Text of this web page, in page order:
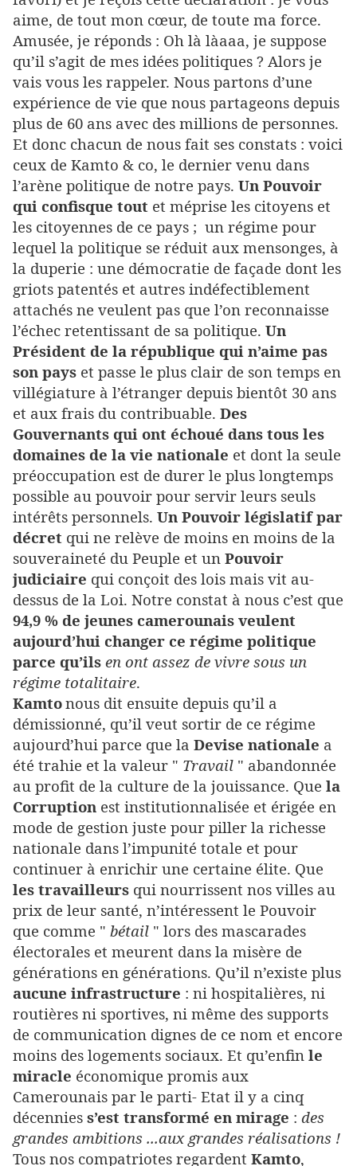
aime, de tout mon cœur, de toute ma force.
Amusée, je réponds : Oh là làaaa, je suppose
qu’il s’agit de mes idées politiques ? Alors je
vais vous les rappeler. Nous partons d’une
expérience de vie que nous partageons depuis
plus de 60 ans avec des millions de personnes.
Et donc chacun de nous fait ses constats : voici
ceux de Kamto & co, le dernier venu dans
l’arène politique de notre pays. Un Pouvoir
qui confisque tout et méprise les citoyens et
les citoyennes de ce pays ; un régime pour
lequel la politique se réduit aux mensonges, à
la duperie : une démocratie de façade dont les
griots patentés et autres indéfectiblement
attachés ne veulent pas que l’on reconnaisse
l’échec retentissant de sa politique. Un
Président de la république qui n’aime pas
son pays et passe le plus clair de son temps en
villégiature à l’étranger depuis bientôt 30 ans
et aux frais du contribuable. Des
Gouvernants qui ont échoué dans tous les
domaines de la vie nationale et dont la seule
préoccupation est de durer le plus longtemps
possible au pouvoir pour servir leurs seuls
intérêts personnels. Un Pouvoir législatif par
décret qui ne relève de moins en moins de la
souveraineté du Peuple et un Pouvoir
judiciaire qui conçoit des lois mais vit au-
dessus de la Loi. Notre constat à nous c’est que
94,9 % de jeunes camerounais veulent
aujourd’hui changer ce régime politique
parce qu’ils en ont assez de vivre sous un
régime totalitaire.
Kamtonous dit ensuite depuis qu’il a
démissionné, qu’il veut sortir de ce régime
aujourd’hui parce que la Devise nationale a
été trahie et la valeur " Travail " abandonnée
au profit de la culture de la jouissance. Que la
Corruption est institutionnalisée et érigée en
mode de gestion juste pour piller la richesse
nationale dans l’impunité totale et pour
continuer à enrichir une certaine élite. Que
les travailleurs qui nourrissent nos villes au
prix de leur santé, n’intéressent le Pouvoir
que comme " bétail " lors des mascarades
électorales et meurent dans la misère de
générations en générations. Qu’il n’existe plus
aucune infrastructure : ni hospitalières, ni
routières ni sportives, ni même des supports
de communication dignes de ce nom et encore
moins des logements sociaux. Et qu’enfin le
miracle économique promis aux
Camerounais par le parti- Etat il y a cinq
décennies s’est transformé en mirage : des
grandes ambitions ...aux grandes réalisations !
Tous nos compatriotes regardent Kamto,